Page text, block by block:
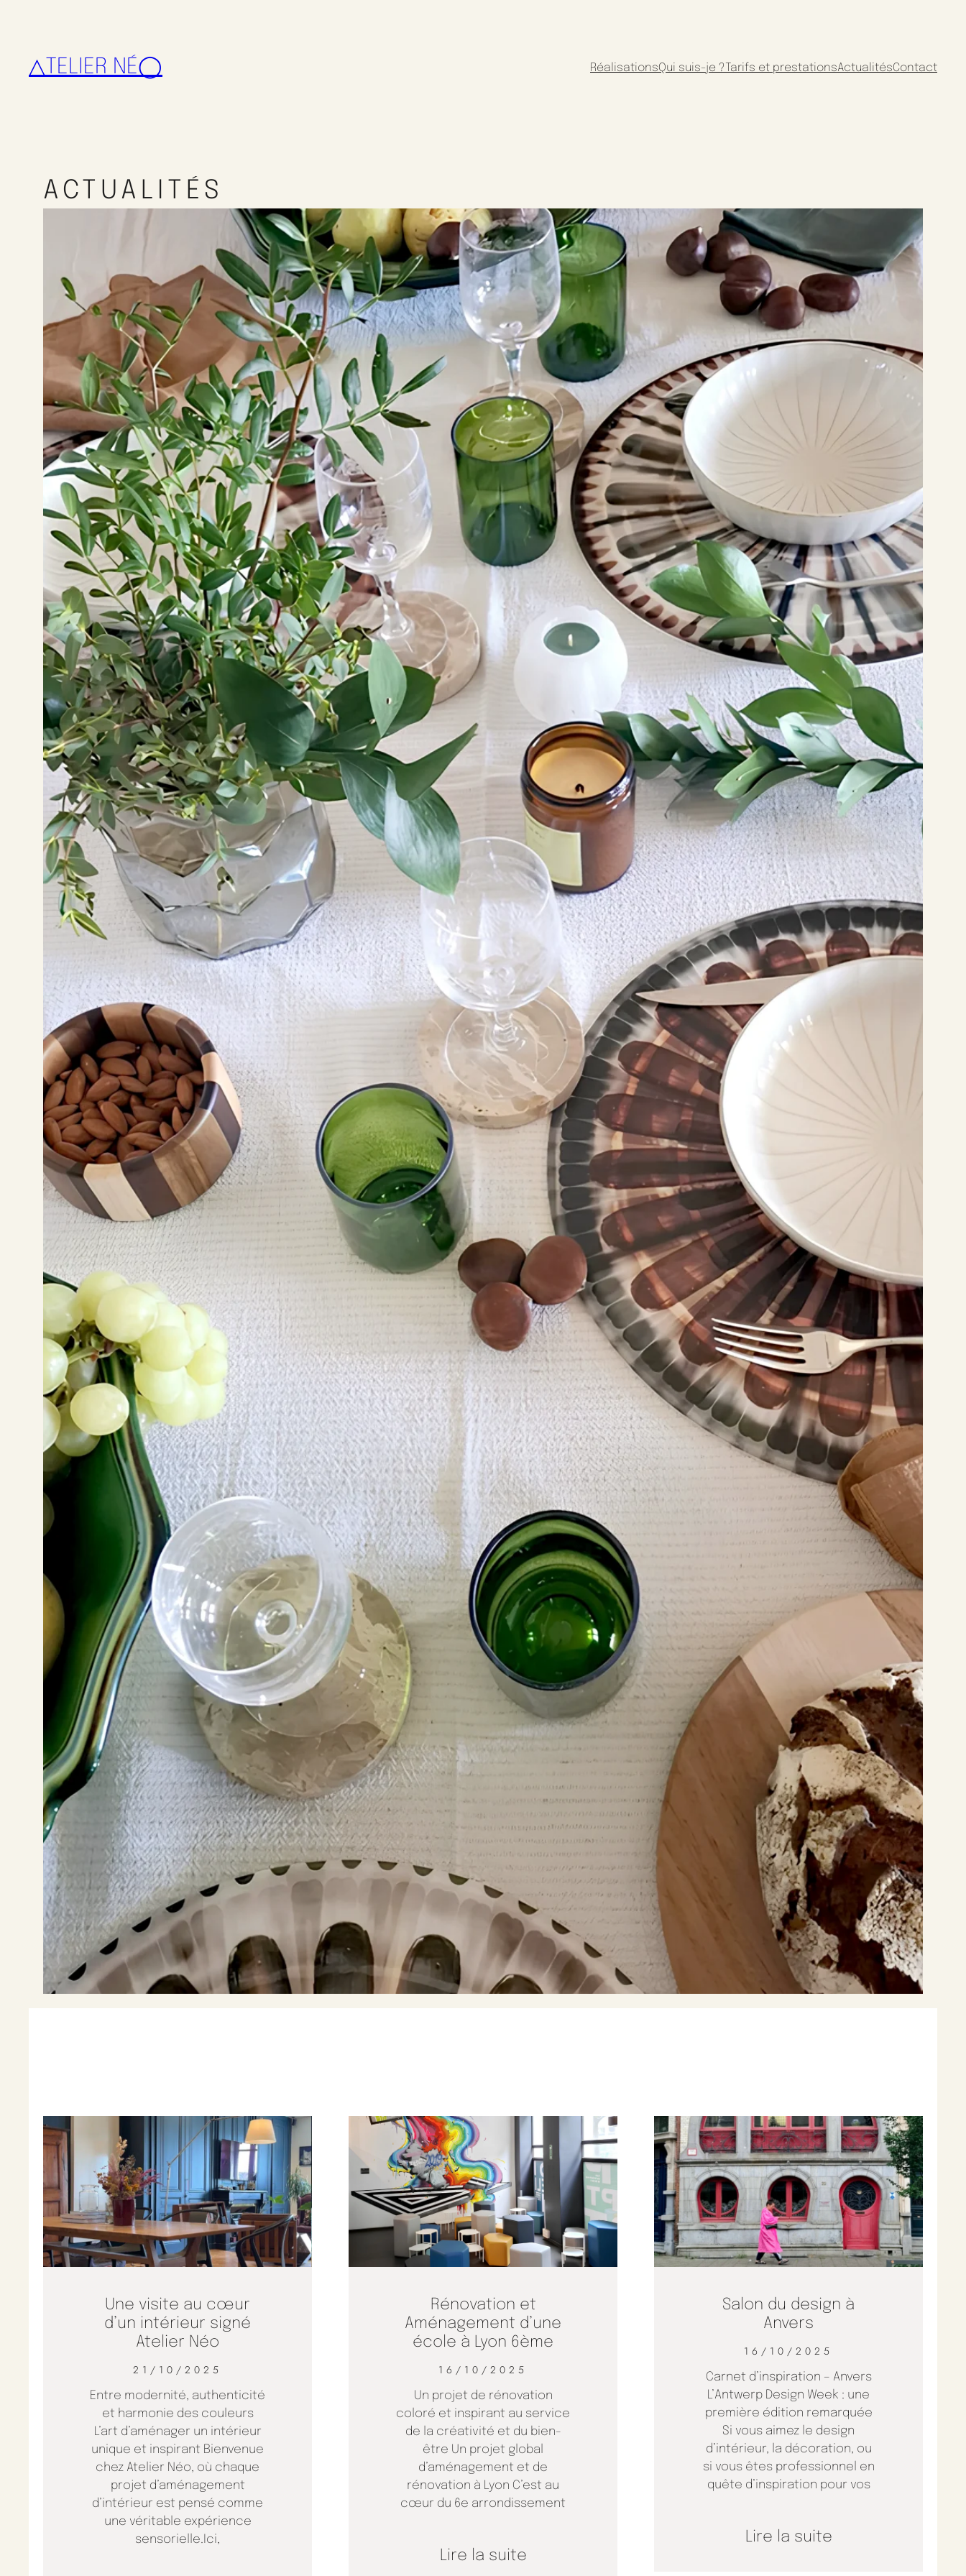
△TELIER NÉ◯ RéalisationsQui suis-je ? Tarifs et prestationsActualitésContact
ACTUALITÉS
Une visite au cœur
d’un intérieur signé
Atelier Néo
21/10/2025
Entre modernité, authenticité
et harmonie des couleurs
L’art d’aménager un intérieur
unique et inspirant Bienvenue
chez Atelier Néo, où chaque
projet d’aménagement
d’intérieur est pensé comme
une véritable expérience
sensorielle.Ici,
Rénovation et
Aménagement d’une
école à Lyon 6ème
16/10/2025
Un projet de rénovation
coloré et inspirant au service
de la créativité et du bien-
être Un projet global
d’aménagement et de
rénovation à Lyon C’est au
cœur du 6e arrondissement
Lire la suite
Salon du design à
Anvers
16/10/2025
Carnet d’inspiration – Anvers
L’Antwerp Design Week : une
première édition remarquée
Si vous aimez le design
d’intérieur, la décoration, ou
si vous êtes professionnel en
quête d’inspiration pour vos
Lire la suite